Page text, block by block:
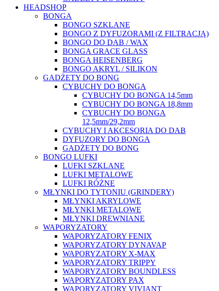
HEADSHOP
BONGA
BONGO SZKLANE
BONGO Z DYFUZORAMI (Z FILTRACJĄ)
BONGO DO DAB / WAX
BONGA GRACE GLASS
BONGA HEISENBERG
BONGO AKRYL / SILIKON
GADŻETY DO BONG
CYBUCHY DO BONGA
CYBUCHY DO BONGA 14,5mm
CYBUCHY DO BONGA 18,8mm
CYBUCHY DO BONGA
12,5mm/29,2mm
CYBUCHY I AKCESORIA DO DAB
DYFUZORY DO BONGA
GADŻETY DO BONG
BONGO LUFKI
LUFKI SZKLANE
LUFKI METALOWE
LUFKI RÓŻNE
MŁYNKI DO TYTONIU (GRINDERY)
MŁYNKI AKRYLOWE
MŁYNKI METALOWE
MŁYNKI DREWNIANE
WAPORYZATORY
WAPORYZATORY FENIX
WAPORYZATORY DYNAVAP
WAPORYZATORY X-MAX
WAPORYZATORY TRIPPY
WAPORYZATORY BOUNDLESS
WAPORYZATORY PAX
WAPORYZATORY VIVIANT